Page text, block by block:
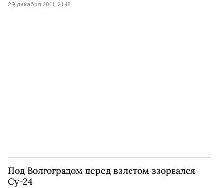
29 декабря 2011, 21:48
Под Волгоградом перед взлетом взорвался
Су-24